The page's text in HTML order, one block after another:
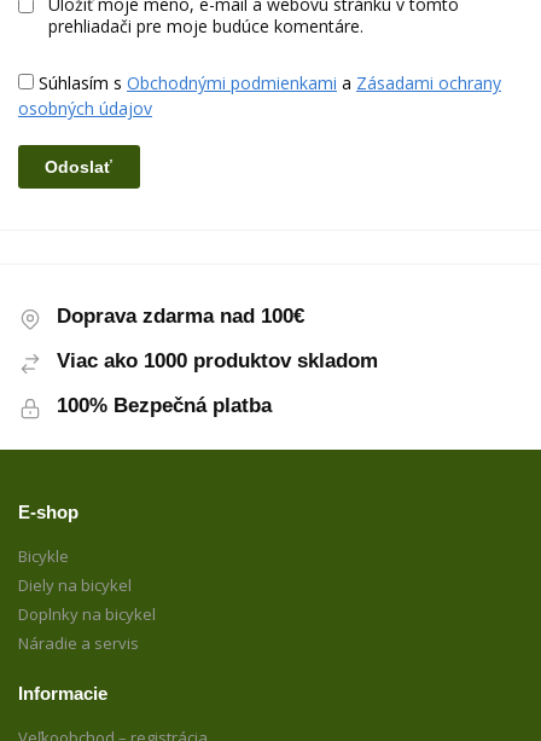
prehliadači pre moje budúce komentáre.
Súhlasím s Obchodnými podmienkami a Zásadami ochrany
osobných údajov
Doprava zdarma nad 100€
Viac ako 1000 produktov skladom
100% Bezpečná platba
E-shop
Bicykle
Diely na bicykel
Doplnky na bicykel
Náradie a servis
Informacie